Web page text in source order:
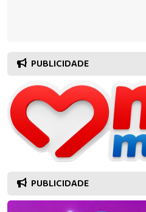
PUBLICIDADE
PUBLICIDADE